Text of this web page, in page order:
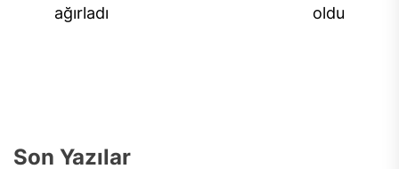
post:ağırladı
oldu
Son Yazılar